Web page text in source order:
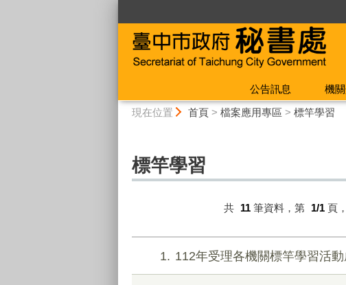
公告訊息 機
現在位置 首頁> 檔案應用專區 > 標竿學習
標竿學習
共 11 筆資料，第 1/1 頁，
1 112年受理各機關標竿學習活